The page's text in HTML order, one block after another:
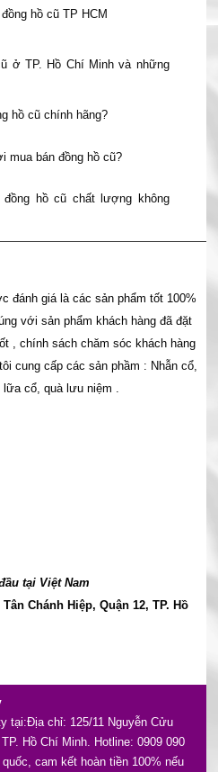
tại:Địa chỉ: 125/11 Nguyễn Cửu
Hồ Chí Minh. Hotline: 0909 090
cam kết hoàn tiền 100% nếu
hồ cũ TP HCM
ở TP. Hồ Chí Minh và những
hồ cũ chính hãng?
mua bán đồng hồ cũ?
hồ cũ chất lượng không
đánh giá là các sản phẩm tốt 100%
với sản phẩm khách hàng đã đặt
, chính sách chăm sóc khách hàng
cung cấp các sản phầm : Nhẫn cổ,
cổ, quà lưu niệm .
tại Việt Nam
Chánh Hiệp, Quận 12, TP. Hồ